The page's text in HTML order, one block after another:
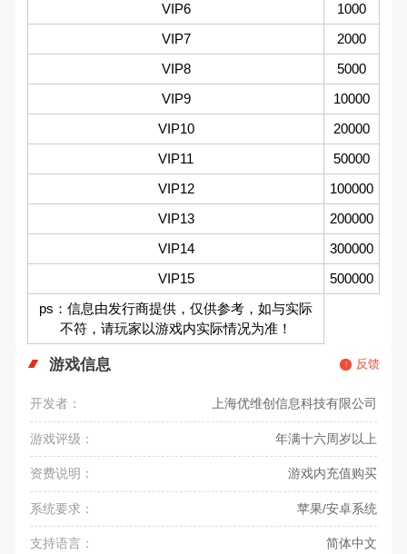
VIP6
1000
VIP7
2000
VIP8
5000
VIP9
10000
VIP10
20000
VIP11
50000
VIP12
100000
VIP13
200000
VIP14
300000
VIP15
500000
ps：信息由发行商提供，仅供参考，如与实际
不符，请玩家以游戏内实际情况为准！
游戏信息 反馈
开发者： 上海优维创信息科技有限公司
游戏评级： 年满十六周岁以上
资费说明： 游戏内充值购买
系统要求： 苹果/安卓系统
支持语言： 简体中文